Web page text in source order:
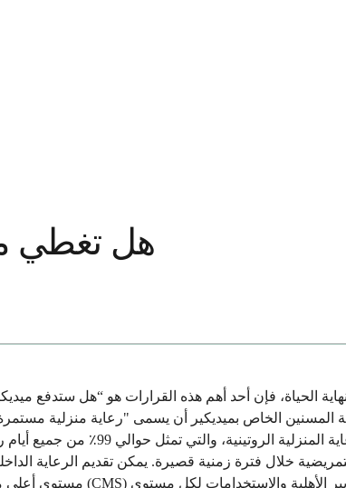
هل تغطي
الخاص بميديكير أن يسمى "رعاية منزلية